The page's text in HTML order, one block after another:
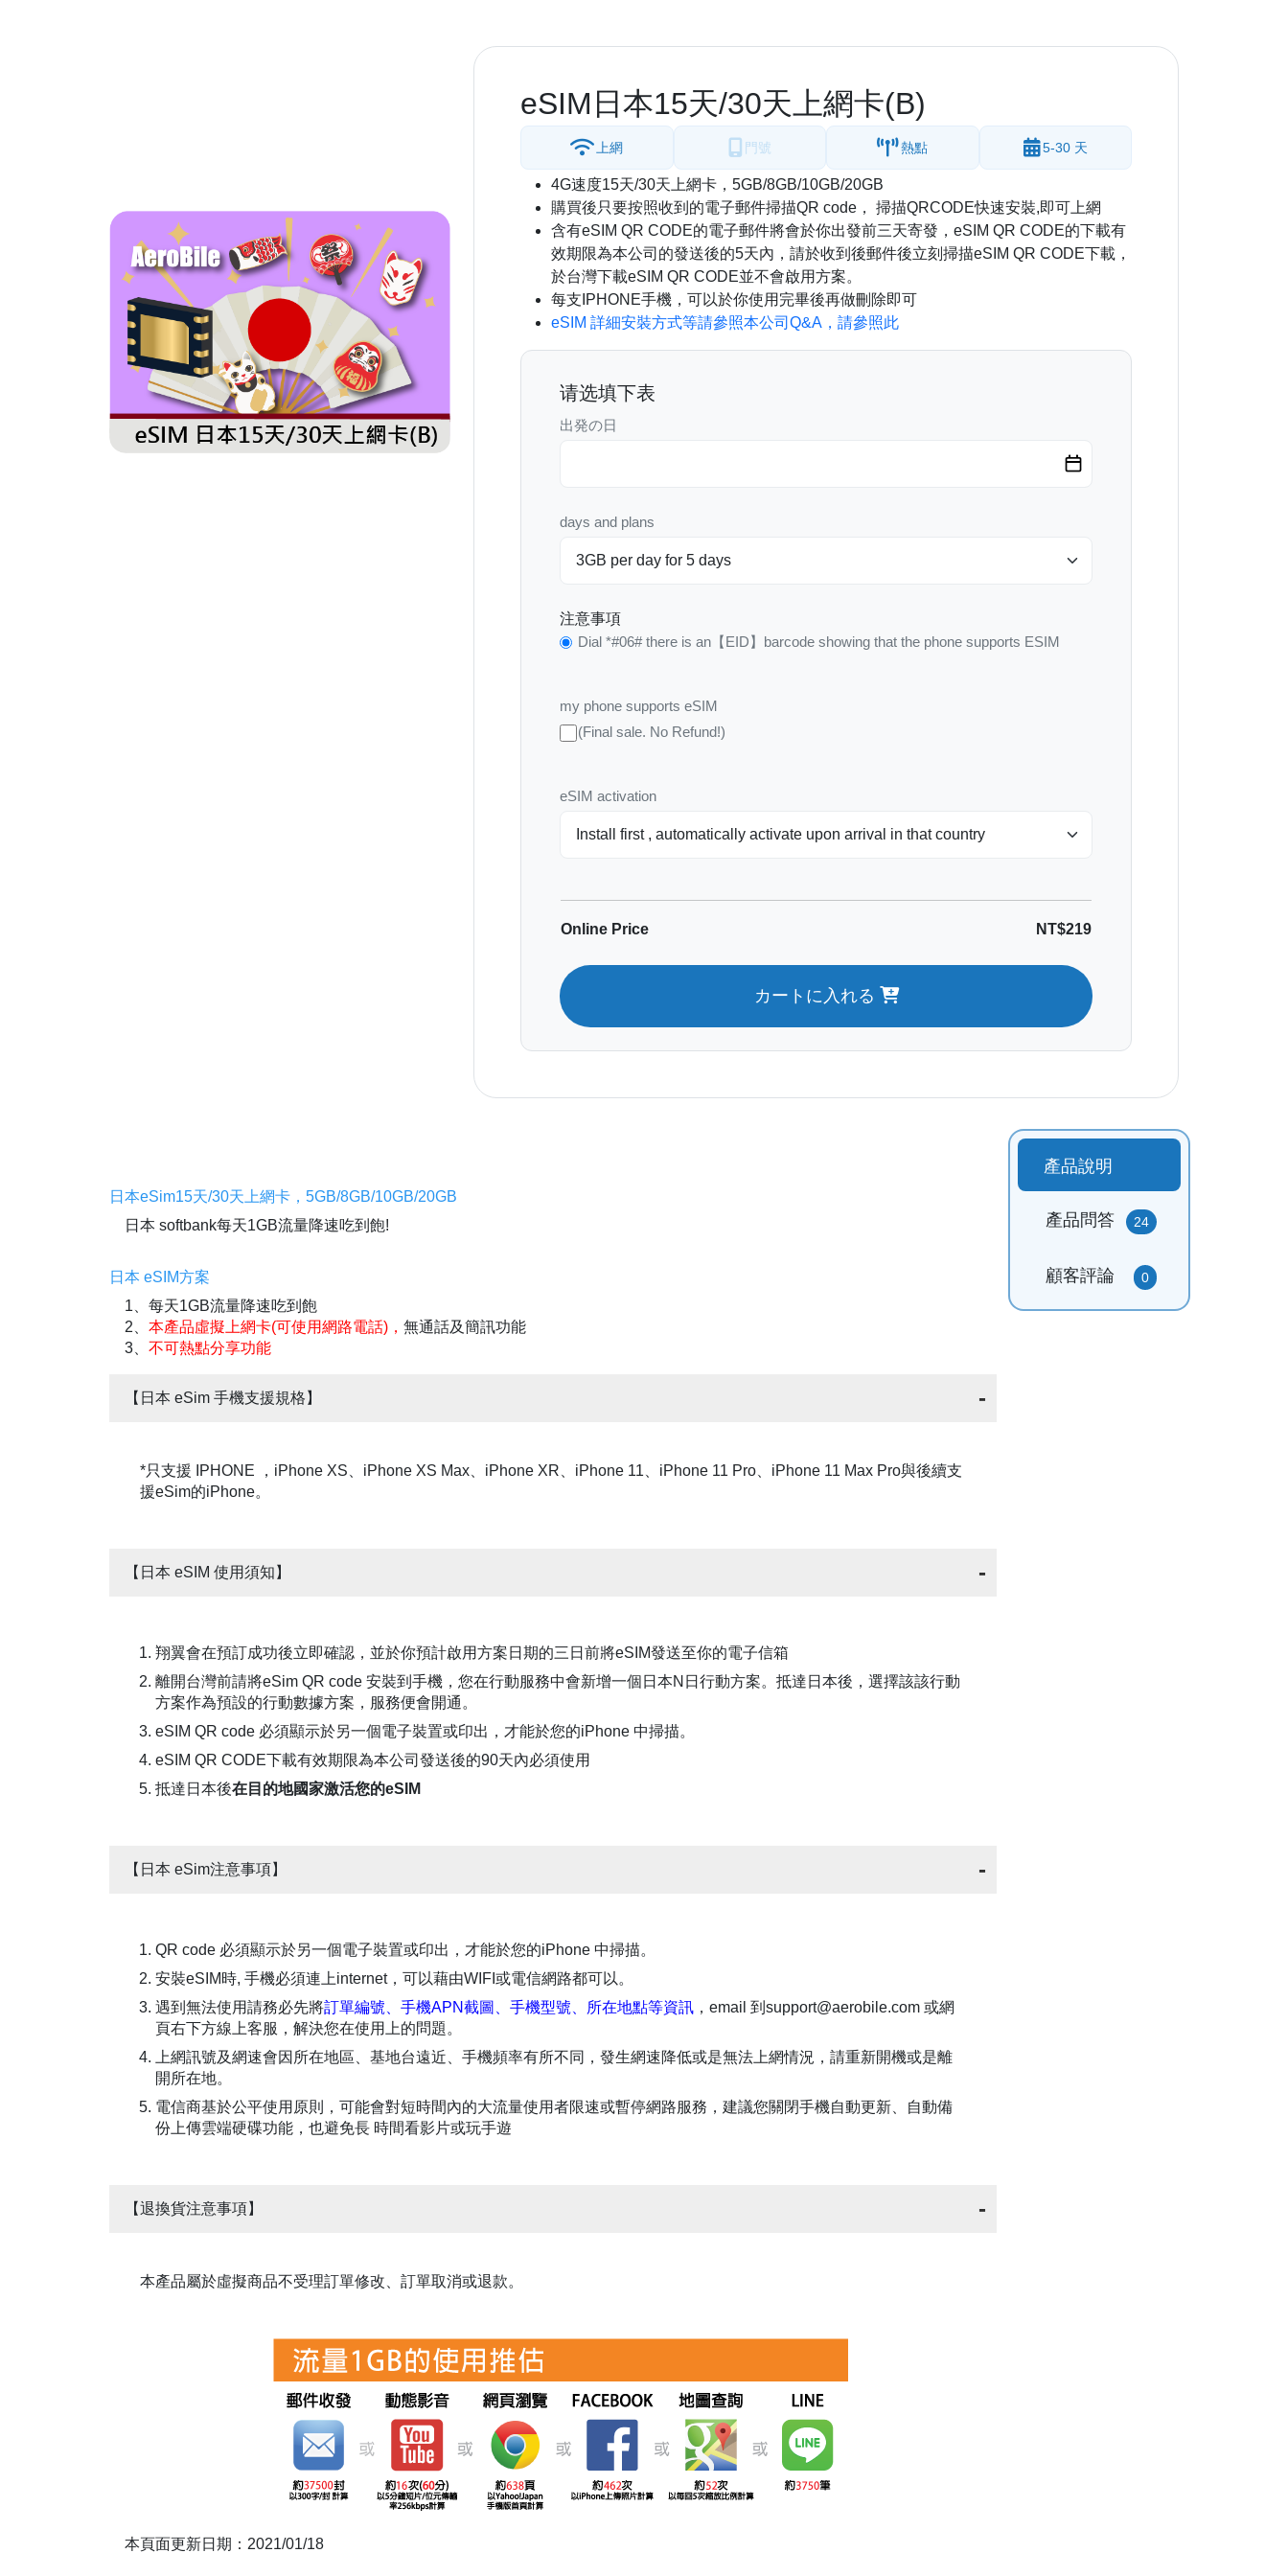
eSIM日本15天/30天上網卡(B)
上網 門號 熱點 5-30 天
4G速度15天/30天上網卡，5GB/8GB/10GB/20GB
購買後只要按照收到的電子郵件掃描QR code， 掃描QRCODE快速安裝,即可上網
含有eSIM QR CODE的電子郵件將會於你出發前三天寄發，eSIM QR CODE的下載有
效期限為本公司的發送後的5天內，請於收到後郵件後立刻掃描eSIM QR CODE下載，
於台灣下載eSIM QR CODE並不會啟用方案。
每支IPHONE手機，可以於你使用完畢後再做刪除即可
eSIM 詳細安裝方式等請參照本公司Q&A，請參照此
请选填下表
出発の日
days and plans
注意事項
Dial *#06# there is an【EID】barcode showing that the phone supports ESIM
my phone supports eSIM
(Final sale. No Refund!)
eSIM activation
Online Price NT$219
カートに入れる
產品說明
產品問答 24
顧客評論 0
日本eSim15天/30天上網卡，5GB/8GB/10GB/20GB
日本 softbank每天1GB流量降速吃到飽!
日本 eSIM方案
1、每天1GB流量降速吃到飽
2、 本產品虛擬上網卡(可使用網路電話)， 無通話及簡訊功能
3、 不可熱點分享功能
【日本 eSim 手機支援規格】
*只支援 IPHONE ，iPhone XS、iPhone XS Max、iPhone XR、iPhone 11、iPhone 11 Pro、iPhone 11 Max Pro與後續支
援eSim的iPhone。
【日本 eSIM 使用須知】
翔翼會在預訂成功後立即確認，並於你預計啟用方案日期的三日前將eSIM發送至你的電子信箱
離開台灣前請將eSim QR code 安裝到手機，您在行動服務中會新增一個日本N日行動方案。抵達日本後，選擇該該行動
方案作為預設的行動數據方案，服務便會開通。
eSIM QR code 必須顯示於另一個電子裝置或印出，才能於您的iPhone 中掃描。
eSIM QR CODE下載有效期限為本公司發送後的90天內必須使用
抵達日本後在目的地國家激活您的eSIM
【日本 eSim注意事項】
QR code 必須顯示於另一個電子裝置或印出，才能於您的iPhone 中掃描。
安裝eSIM時, 手機必須連上internet，可以藉由WIFI或電信網路都可以。
遇到無法使用請務必先將訂單編號、手機APN截圖、手機型號、所在地點等資訊 ，email 到support@aerobile.com 或網
頁右下方線上客服，解決您在使用上的問題。
上網訊號及網速會因所在地區、基地台遠近、手機頻率有所不同，發生網速降低或是無法上網情況，請重新開機或是離
開所在地。
電信商基於公平使用原則，可能會對短時間內的大流量使用者限速或暫停網路服務，建議您關閉手機自動更新、自動備
份上傳雲端硬碟功能，也避免長 時間看影片或玩手遊
【退換貨注意事項】
本產品屬於虛擬商品不受理訂單修改、訂單取消或退款。
本頁面更新日期：2021/01/18